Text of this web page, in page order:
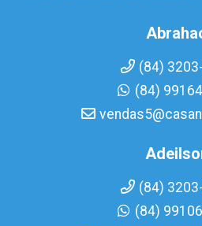
(84)
(84)
(84)
(84)